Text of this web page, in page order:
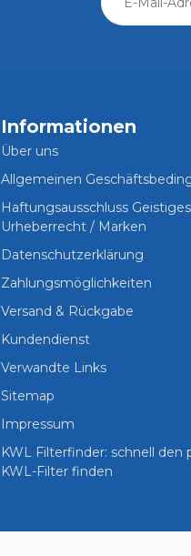
Informationen
Über uns
Allgemeinen
Haftungsausschluss
Urheberrecht / Marken
Datenschutzerklärung
Zahlungsmöglichkeiten
Versand & Rückgabe
Kundendienst
Verwandte Links
Sitemap
Impressum
KWL Filterfinder: schnell den
KWL-Filter finden